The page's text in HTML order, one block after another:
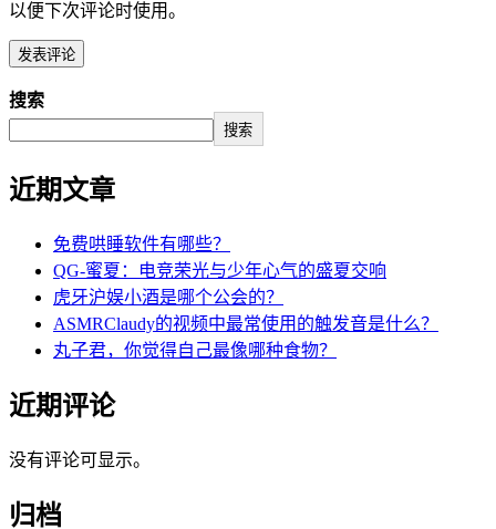
以便下次评论时使用。
搜索
搜索
近期文章
免费哄睡软件有哪些？
QG-蜜夏：电竞荣光与少年心气的盛夏交响
虎牙沪娱小酒是哪个公会的？
ASMRClaudy的视频中最常使用的触发音是什么？
丸子君，你觉得自己最像哪种食物？
近期评论
没有评论可显示。
归档